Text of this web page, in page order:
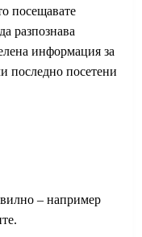
посещавате
разпознава
информация за
последно посетени
– например